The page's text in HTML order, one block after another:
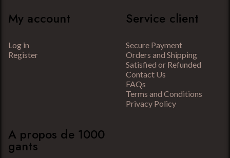
My account
Log in
Register
Service client
Secure Payment
Orders and Shipping
Satisfied or Refunded
Contact Us
FAQs
Terms and Conditions
Privacy Policy
A propos de 1000
gants